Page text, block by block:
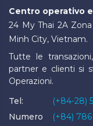
Centro operativo
24 My Thai 2A
Minh City, Vietnam.
Tutte le
partner e clienti si
Operazioni.
Tel:
(+84-28)
Numero
(+84)